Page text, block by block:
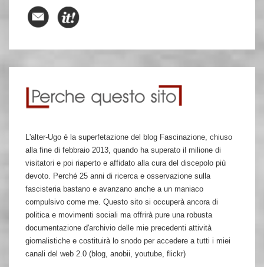
L'alter-Ugo è la superfetazione del blog Fascinazione, chiuso
alla fine di febbraio 2013, quando ha superato il milione di
visitatori e poi riaperto e affidato alla cura del discepolo più
devoto. Perché 25 anni di ricerca e osservazione sulla
fascisteria bastano e avanzano anche a un maniaco
compulsivo come me. Questo sito si occuperà ancora di
politica e movimenti sociali ma offrirà pure una robusta
documentazione d'archivio delle mie precedenti attività
giornalistiche e costituirà lo snodo per accedere a tutti i miei
canali del web 2.0 (blog, anobii, youtube, flickr)